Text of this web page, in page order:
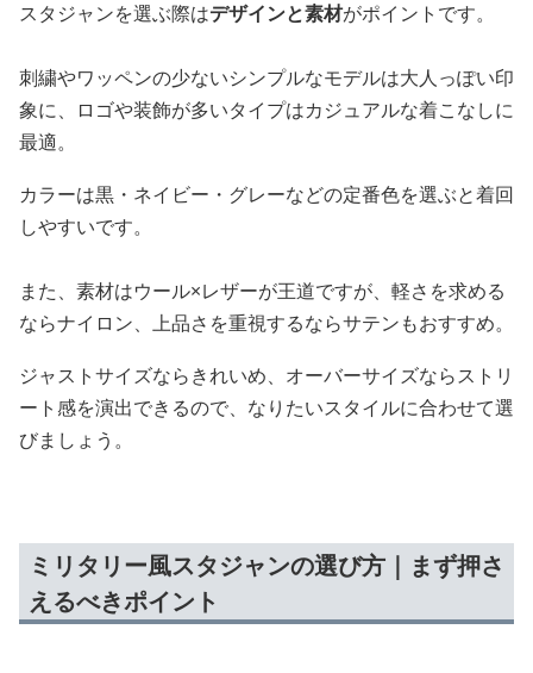
スタジャンを選ぶ際はデザインと素材がポイントです。
刺繍やワッペンの少ないシンプルなモデルは大人っぽい印
象に、ロゴや装飾が多いタイプはカジュアルな着こなしに
最適。
カラーは黒・ネイビー・グレーなどの定番色を選ぶと着回
しやすいです。
また、素材はウール×レザーが王道ですが、軽さを求める
ならナイロン、上品さを重視するならサテンもおすすめ。
ジャストサイズならきれいめ、オーバーサイズならストリ
ート感を演出できるので、なりたいスタイルに合わせて選
びましょう。
ミリタリー風スタジャンの選び方｜まず押さ
えるべきポイント